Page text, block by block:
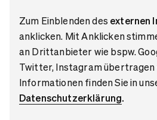
Zum Einblenden des externen
anklicken. Mit Anklicken
an Drittanbieter wie bspw.
Twitter, Instagram übertragen
Informationen finden Sie in
Datenschutzerklärung.